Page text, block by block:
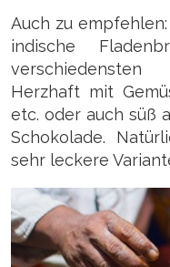
Auch zu empfehlen:
indische
Herzhaft mit
etc. oder auch süß
Schokolade.
sehr leckere